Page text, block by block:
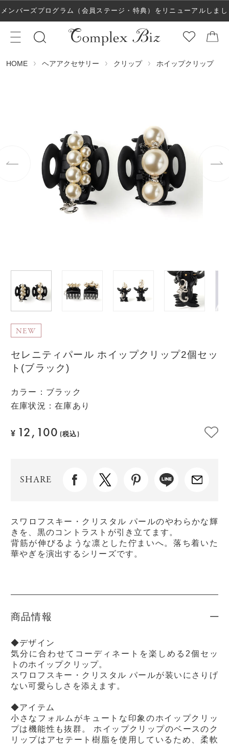
メンバーズプログラム（会員ステージ・特典）をリニューアルしまし
た！
HOME ヘアアクセサリー クリップ ホイップクリップ
NEW
セレニティパール ホイップクリップ2個セッ
ト(ブラック)
カラー ： ブラック
在庫状況：在庫あり
¥ 12,100 (税込)
SHARE
スワロフスキー・クリスタル パールのやわらかな輝
きを、黒のコントラストが引き立てます。
背筋が伸びるような凛とした佇まいへ。落ち着いた
華やぎを演出するシリーズです。
商品情報
◆デザイン
気分に合わせてコーディネートを楽しめる2個セッ
トのホイップクリップ。
スワロフスキー・クリスタル パールが装いにさりげ
ない可愛らしさを添えます。
◆アイテム
小さなフォルムがキュートな印象のホイップクリッ
プは機能性も抜群。 ホイップクリップのベースのク
リップはアセテート樹脂を使用しているため、柔軟